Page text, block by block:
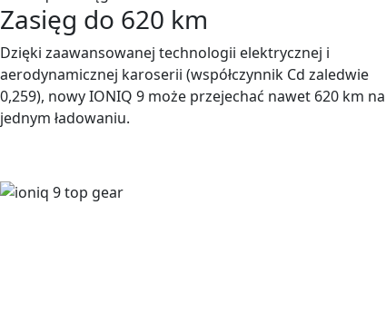
Zasięg do 620 km
Dzięki zaawansowanej technologii elektrycznej i
aerodynamicznej karoserii (współczynnik Cd zaledwie
0,259), nowy IONIQ 9 może przejechać nawet 620 km na
jednym ładowaniu.